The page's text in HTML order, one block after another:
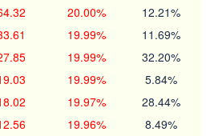
20.00% 12.21%
19.99% 11.69%
19.99% 32.20%
19.99% 5.84%
19.97% 28.44%
19.96% 8.49%